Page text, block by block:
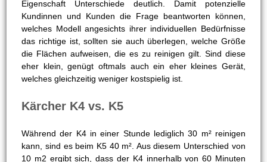
Grundsätzlich gilt: Je größer das entsprechende Modell ist,
desto größer ist auch die Fläche, welche sich damit
innerhalb eines bestimmten Zeitraums reinigen lässt.
Hierbei wird die jeweilige Fläche in Quadratmetern und die
Zeit in Stunden angegeben. Die entscheidende Frage
entsprechende Gerät in der Lage während einer Stunde zu
Eigenschaft Unterschiede deutlich. Damit potenzielle
Kundinnen und Kunden die Frage beantworten können,